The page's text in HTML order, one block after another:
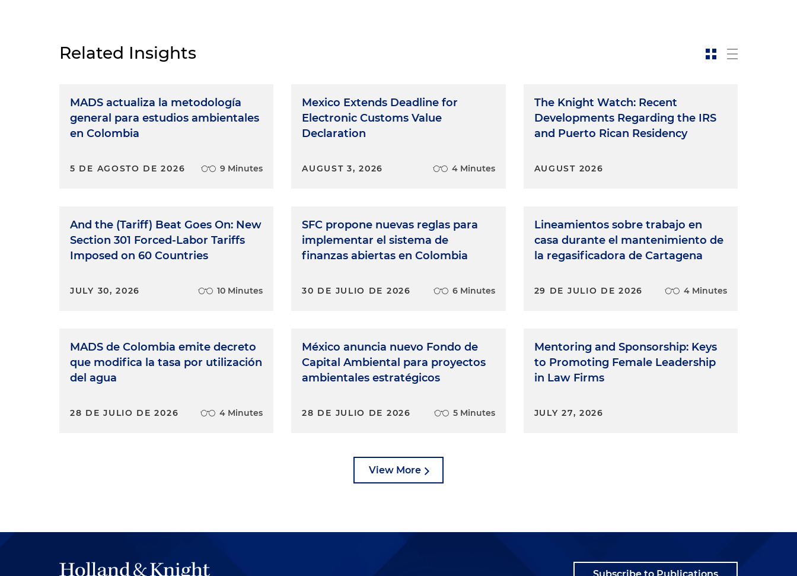
Related Insights
MADS actualiza la metodología
general para estudios ambientales
en Colombia
5 DE AGOSTO DE 2026 9 Minutes
And the (Tariff) Beat Goes On: New
Section 301 Forced-Labor Tariffs
Imposed on 60 Countries
JULY 30, 2026 10 Minutes
MADS de Colombia emite decreto
que modifica la tasa por utilización
del agua
28 DE JULIO DE 2026 4 Minutes
Mexico Extends Deadline for
Electronic Customs Value
Declaration
AUGUST 3, 2026 4 Minutes
SFC propone nuevas reglas para
implementar el sistema de
finanzas abiertas en Colombia
30 DE JULIO DE 2026 6 Minutes
México anuncia nuevo Fondo de
Capital Ambiental para proyectos
ambientales estratégicos
28 DE JULIO DE 2026 5 Minutes
The Knight Watch: Recent
Developments Regarding the IRS
and Puerto Rican Residency
AUGUST 2026
Lineamientos sobre trabajo en
casa durante el mantenimiento de
la regasificadora de Cartagena
29 DE JULIO DE 2026 4 Minutes
Mentoring and Sponsorship: Keys
to Promoting Female Leadership
in Law Firms
JULY 27, 2026
View More